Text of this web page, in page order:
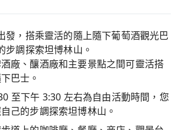
發，搭乘靈活的隨上隨下葡萄酒觀光巴
步調探索坦博林山。
廠、釀酒廠和主要景點之間可靈活搭
巴士。
至下午 3:30 左右為自由活動時間，您
己的步調探索坦博林山。